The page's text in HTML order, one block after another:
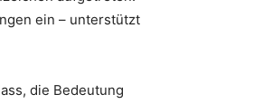
ein – unterstützt
die Bedeutung